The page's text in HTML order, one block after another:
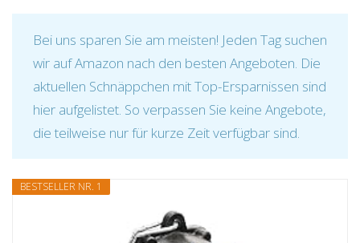
Bei uns sparen Sie am meisten! Jeden Tag suchen
wir auf Amazon nach den besten Angeboten. Die
aktuellen Schnäppchen mit Top-Ersparnissen sind
hier aufgelistet. So verpassen Sie keine Angebote,
die teilweise nur für kurze Zeit verfügbar sind.
BESTSELLER NR. 1